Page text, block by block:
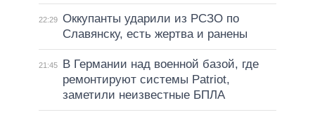
22:29 Оккупанты ударили из РСЗО по
Славянску, есть жертва и ранены
21:45
В Германии над военной базой, где
ремонтируют системы Patriot,
заметили неизвестные БПЛА